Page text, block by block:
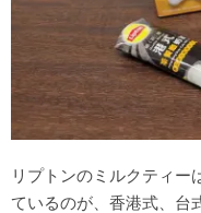
リプトンのミルクティー
ているのが、香港式、台